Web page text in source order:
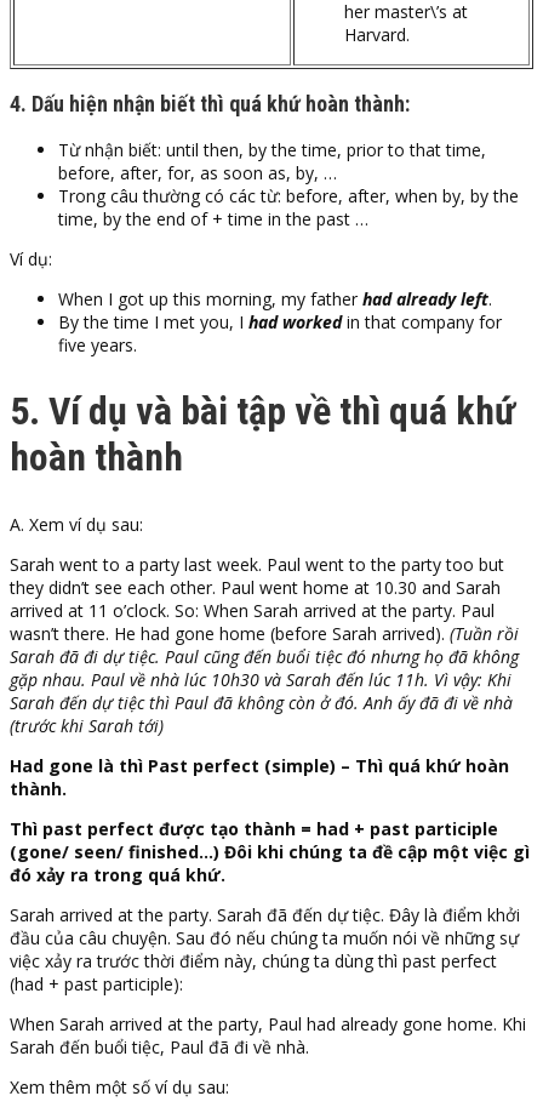
her master\’s at
Harvard.
4. Dấu hiện nhận biết thì quá khứ hoàn thành:
Từ nhận biết: until then, by the time, prior to that time,
before, after, for, as soon as, by, …
Trong câu thường có các từ: before, after, when by, by the
time, by the end of + time in the past …
Ví dụ:
When I got up this morning, my father had already left.
By the time I met you, I had worked in that company for
five years.
5. Ví dụ và bài tập về thì quá khứ
hoàn thành
A. Xem ví dụ sau:
Sarah went to a party last week. Paul went to the party too but
they didn’t see each other. Paul went home at 10.30 and Sarah
arrived at 11 o’clock. So: When Sarah arrived at the party. Paul
wasn’t there. He had gone home (before Sarah arrived). (Tuần rồi
Sarah đã đi dự tiệc. Paul cũng đến buổi tiệc đó nhưng họ đã không
gặp nhau. Paul về nhà lúc 10h30 và Sarah đến lúc 11h. Vì vậy: Khi
Sarah đến dự tiệc thì Paul đã không còn ở đó. Anh ấy đã đi về nhà
(trước khi Sarah tới)
Had gone là thì Past perfect (simple) – Thì quá khứ hoàn
thành.
Thì past perfect được tạo thành = had + past participle
(gone/ seen/ finished…) Đôi khi chúng ta đề cập một việc gì
đó xảy ra trong quá khứ.
Sarah arrived at the party. Sarah đã đến dự tiệc. Đây là điểm khởi
đầu của câu chuyện. Sau đó nếu chúng ta muốn nói về những sự
việc xảy ra trước thời điểm này, chúng ta dùng thì past perfect
(had + past participle):
When Sarah arrived at the party, Paul had already gone home. Khi
Sarah đến buổi tiệc, Paul đã đi về nhà.
Xem thêm một số ví dụ sau: